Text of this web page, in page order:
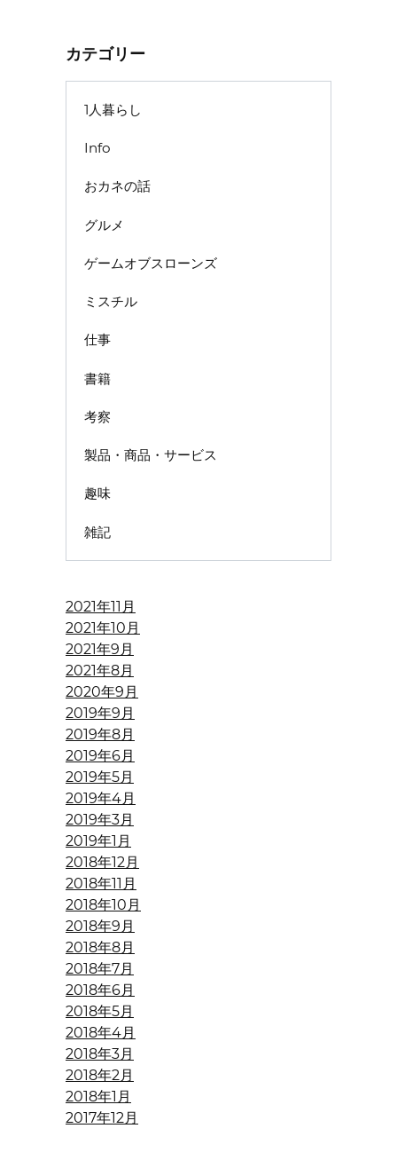
カテゴリー
1人暮らし
Info
おカネの話
グルメ
ゲームオブスローンズ
ミスチル
仕事
書籍
考察
製品・商品・サービス
趣味
雑記
2021年11月
2021年10月
2021年9月
2021年8月
2020年9月
2019年9月
2019年8月
2019年6月
2019年5月
2019年4月
2019年3月
2019年1月
2018年12月
2018年11月
2018年10月
2018年9月
2018年8月
2018年7月
2018年6月
2018年5月
2018年4月
2018年3月
2018年2月
2018年1月
2017年12月